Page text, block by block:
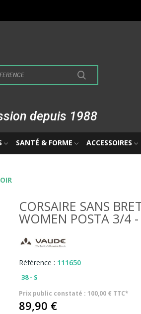
depuis 1988
SANTÉ & FORME ACCESSOIRES
CORSAIRE SANS
WOMEN POSTA 3/4
Référence : 111650
38 - S
Prix public constaté : 100,00 € TTC*
89,90 €